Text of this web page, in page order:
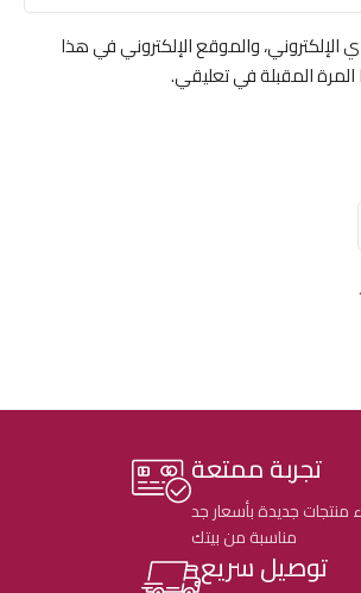
والموقع الإلكتروني في هذا
المقبلة في تعليقي.
تجربة ممتعة
منتجات جديدة بأسعار جد
مناسبة من بيتك
توصيل سريع